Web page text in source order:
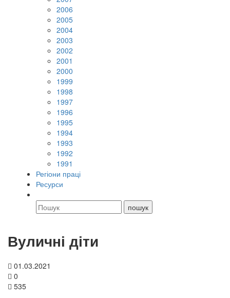
2006
2005
2004
2003
2002
2001
2000
1999
1998
1997
1996
1995
1994
1993
1992
1991
Регіони праці
Ресурси
Вуличні діти
01.03.2021
0
535